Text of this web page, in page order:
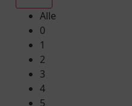
Alle
0
1
2
3
4
5